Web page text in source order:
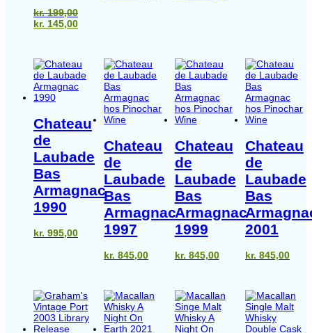
kr.199,00
Den
var:
kr. 199,00.
kr. 145,00Den
kr. 145,00.
Chateau
de
Laubade
Bas
Armagnac
1990
kr. 995,00
Chateau
de
Laubade
Bas
Armagnac
1997
kr. 845,00
Chateau
de
Laubade
Bas
Armagnac
1999
kr. 845,00
Chateau
de
Laubade
Bas
2001
kr. 845,00